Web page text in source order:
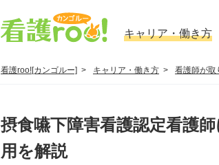
キャリア・働き方
看護roo![カンゴルー] キャリア・働き方 看護師が取
摂食嚥下障害看護認定看護
用を解説